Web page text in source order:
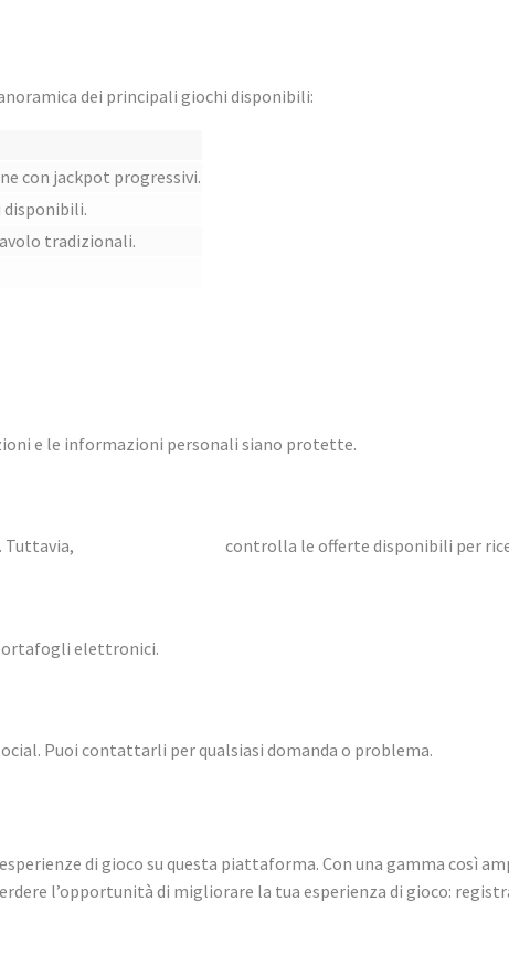
dei principali giochi disponibili:
con jackpot progressivi.
disponibili.
tradizionali.
e le informazioni personali siano protette.
Tuttavia, controlla le offerte disponibili per
elettronici.
Puoi contattarli per qualsiasi domanda o problema.
di gioco su questa piattaforma. Con una gamma così
l’opportunità di migliorare la tua esperienza di gioco: